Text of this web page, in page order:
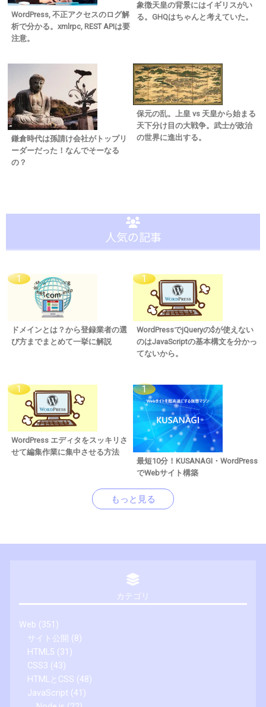
WordPress, 不正アクセスのログ解
析で分かる。xmlrpc, REST APIは要
注意。
象徴天皇の背景にはイギリスがい
る。GHQはちゃんと考えていた。
鎌倉時代は孫請け会社がトップリ
ーダーだった！なんでそーなる
の？
保元の乱。上皇 vs 天皇から始まる
天下分け目の大戦争。武士が政治
の世界に進出する。
人気の記事
ドメインとは？から登録業者の選
び方までまとめて一挙に解説
WordPressでjQueryの$が使えない
のはJavaScriptの基本構文を分かっ
てないから。
WordPress エディタをスッキリさ
せて編集作業に集中させる方法
最短10分！KUSANAGI・WordPress
でWebサイト構築
もっと見る
カテゴリ
Web (351)
サイト公開 (8)
HTML5 (31)
CSS3 (43)
HTMLとCSS (48)
JavaScript (41)